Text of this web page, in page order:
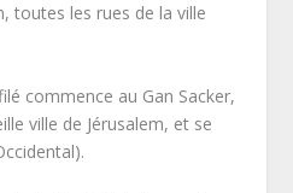
toutes les rues de la ville
commence au Gan Sacker,
ville de Jérusalem, et se